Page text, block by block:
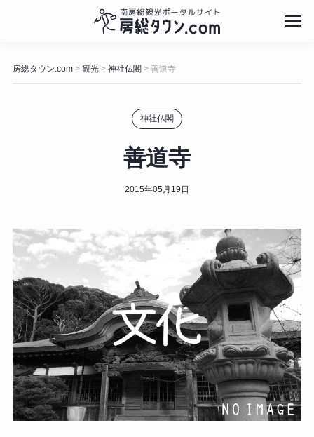
ン
房総タウン.com> 観光> 神社仏閣 > 善道寺
神社仏閣
善道寺
2015年05月19日